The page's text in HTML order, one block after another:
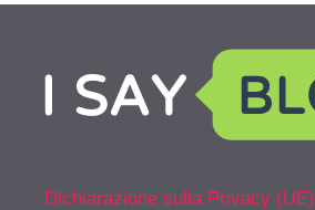
Dichiarazione sulla Privacy (UE)